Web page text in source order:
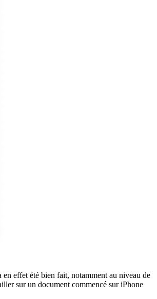
effet été bien fait, notamment au niveau de
sur un document commencé sur iPhone